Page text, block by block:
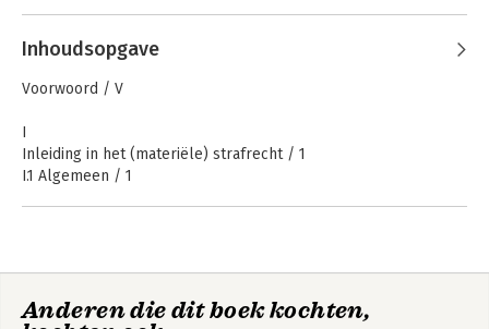
Wat is waarheid?
Andere boeken door Rob ter Haar
Leerstukken
De weg naar het
Inhoudsopgave
Voorwoord / V
I
Inleiding in het (materiële) strafrecht / 1
I.1 Algemeen / 1
I.2.5 Het beslisschema van art. 350 Sv / 16
Anderen die dit boek kochten,